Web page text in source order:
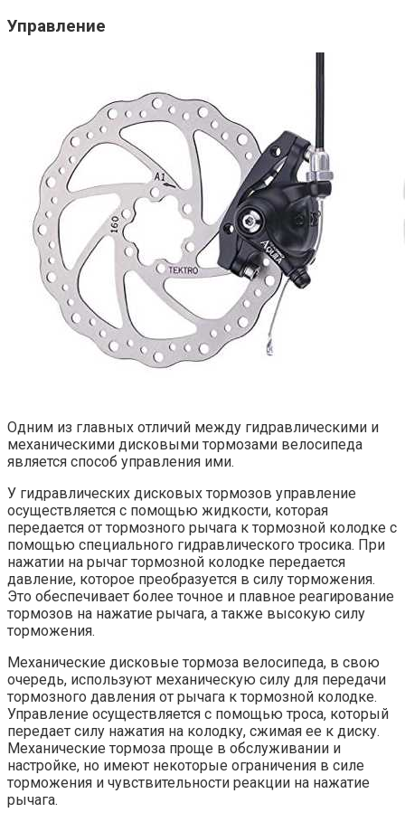
Управление
Одним из главных отличий между гидравлическими и
механическими дисковыми тормозами велосипеда
является способ управления ими.
У гидравлических дисковых тормозов управление
осуществляется с помощью жидкости, которая
передается от тормозного рычага к тормозной колодке с
помощью специального гидравлического тросика. При
нажатии на рычаг тормозной колодке передается
давление, которое преобразуется в силу торможения.
Это обеспечивает более точное и плавное реагирование
тормозов на нажатие рычага, а также высокую силу
торможения.
Механические дисковые тормоза велосипеда, в свою
очередь, используют механическую силу для передачи
тормозного давления от рычага к тормозной колодке.
Управление осуществляется с помощью троса, который
передает силу нажатия на колодку, сжимая ее к диску.
Механические тормоза проще в обслуживании и
настройке, но имеют некоторые ограничения в силе
торможения и чувствительности реакции на нажатие
рычага.